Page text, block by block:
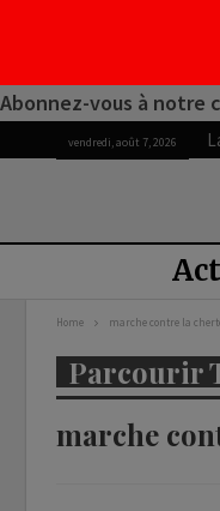
Abonnez-vous à notre
vendredi, août 7, 2026
Home marche contre la
Parcourir
marche